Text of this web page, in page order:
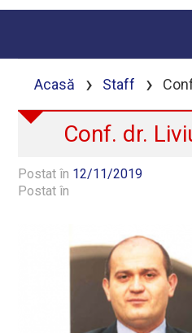
Acasă › Staff ›
Conf. dr.
Postat în 12/11/2019
Postat în